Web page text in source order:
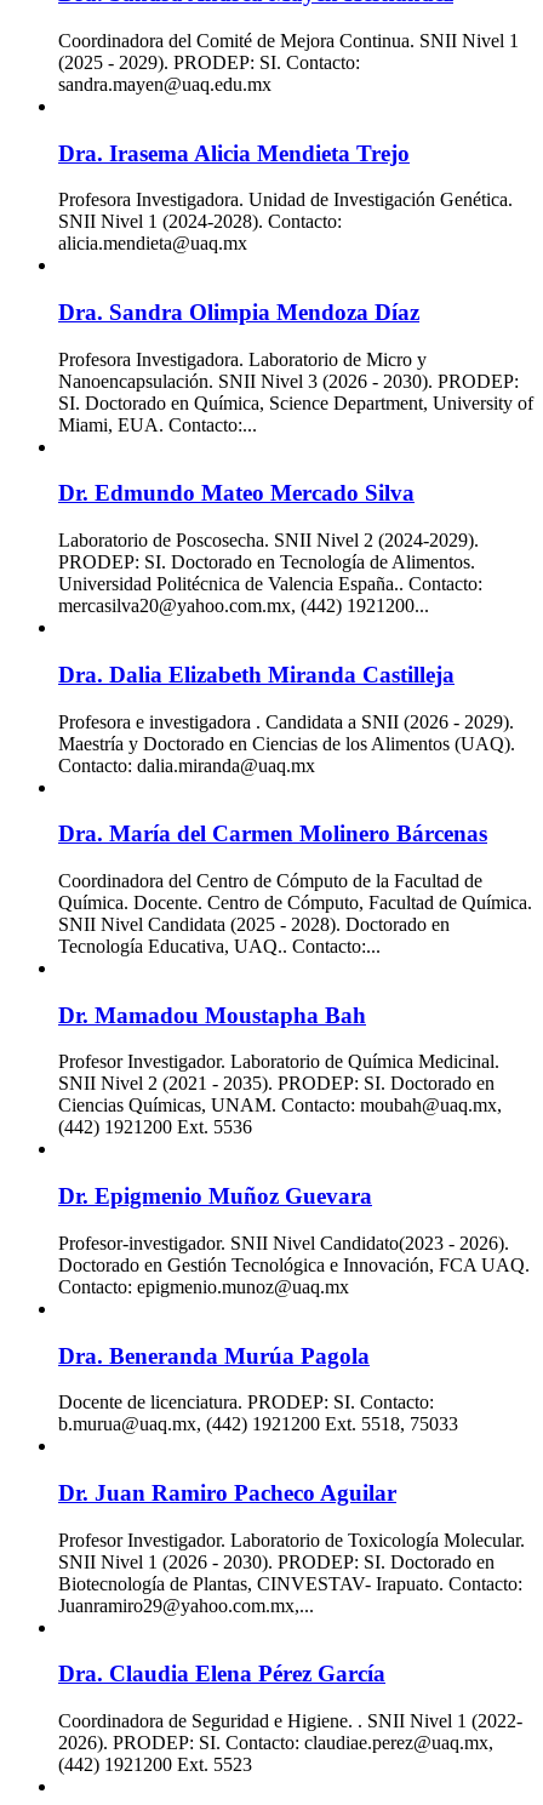
Coordinadora del Comité de Mejora Continua. SNII Nivel 1
(2025 - 2029). PRODEP: SI. Contacto:
sandra.mayen@uaq.edu.mx
Dra. Irasema Alicia Mendieta Trejo
Profesora Investigadora. Unidad de Investigación Genética.
SNII Nivel 1 (2024-2028). Contacto:
alicia.mendieta@uaq.mx
Dra. Sandra Olimpia Mendoza Díaz
Profesora Investigadora. Laboratorio de Micro y
Nanoencapsulación. SNII Nivel 3 (2026 - 2030). PRODEP:
SI. Doctorado en Química, Science Department, University of
Miami, EUA. Contacto:...
Dr. Edmundo Mateo Mercado Silva
Laboratorio de Poscosecha. SNII Nivel 2 (2024-2029).
PRODEP: SI. Doctorado en Tecnología de Alimentos.
Universidad Politécnica de Valencia España.. Contacto:
mercasilva20@yahoo.com.mx, (442) 1921200...
Dra. Dalia Elizabeth Miranda Castilleja
Profesora e investigadora . Candidata a SNII (2026 - 2029).
Maestría y Doctorado en Ciencias de los Alimentos (UAQ).
Contacto: dalia.miranda@uaq.mx
Dra. María del Carmen Molinero Bárcenas
Coordinadora del Centro de Cómputo de la Facultad de
Química. Docente. Centro de Cómputo, Facultad de Química.
SNII Nivel Candidata (2025 - 2028). Doctorado en
Tecnología Educativa, UAQ.. Contacto:...
Dr. Mamadou Moustapha Bah
Profesor Investigador. Laboratorio de Química Medicinal.
SNII Nivel 2 (2021 - 2035). PRODEP: SI. Doctorado en
Ciencias Químicas, UNAM. Contacto: moubah@uaq.mx,
(442) 1921200 Ext. 5536
Dr. Epigmenio Muñoz Guevara
Profesor-investigador. SNII Nivel Candidato(2023 - 2026).
Doctorado en Gestión Tecnológica e Innovación, FCA UAQ.
Contacto: epigmenio.munoz@uaq.mx
Dra. Beneranda Murúa Pagola
Docente de licenciatura. PRODEP: SI. Contacto:
b.murua@uaq.mx, (442) 1921200 Ext. 5518, 75033
Dr. Juan Ramiro Pacheco Aguilar
Profesor Investigador. Laboratorio de Toxicología Molecular.
SNII Nivel 1 (2026 - 2030). PRODEP: SI. Doctorado en
Biotecnología de Plantas, CINVESTAV- Irapuato. Contacto:
Juanramiro29@yahoo.com.mx,...
Dra. Claudia Elena Pérez García
Coordinadora de Seguridad e Higiene. . SNII Nivel 1 (2022-
2026). PRODEP: SI. Contacto: claudiae.perez@uaq.mx,
(442) 1921200 Ext. 5523